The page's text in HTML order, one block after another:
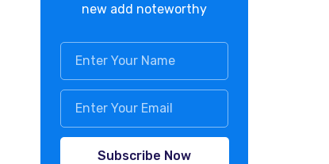
new add noteworthy
Subscribe Now